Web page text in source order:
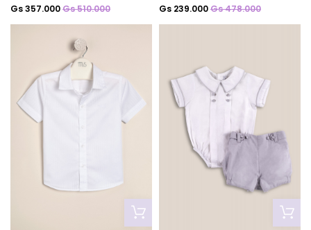
Gs 357.000Gs 510.000 Gs 239.000Gs 478.000